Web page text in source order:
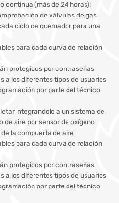
continua (más de 24 horas);
de válvulas de gas
ciclo de quemador para una
para cada curva de relación
protegidos por contraseñas
a los diferentes tipos de usuarios
por parte del técnico
integrandolo a un sistema de
de aire por sensor de oxígeno
la compuerta de aire
para cada curva de relación
protegidos por contraseñas
a los diferentes tipos de usuarios
por parte del técnico